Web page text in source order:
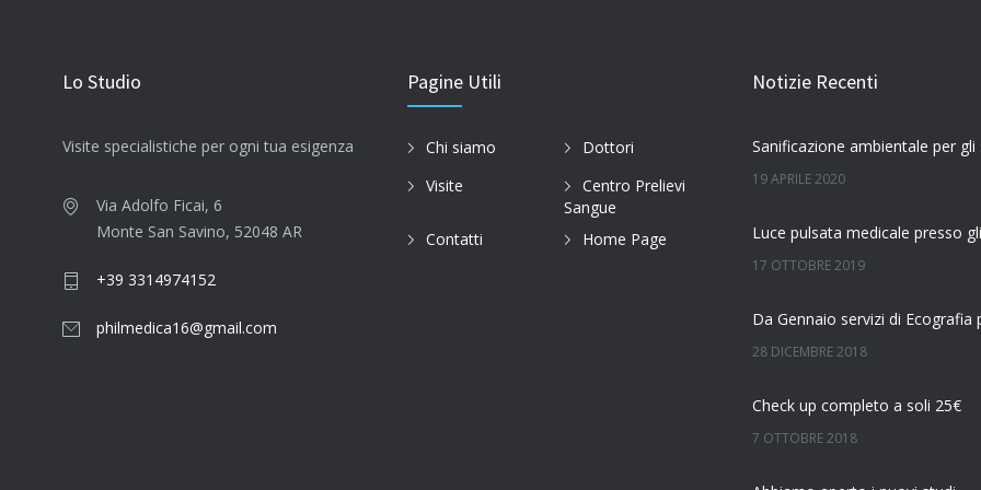
Lo Studio
Visite specialistiche per ogni tua esigenza
Via Adolfo Ficai, 6
Monte San Savino, 52048 AR
+39 3314974152
philmedica16@gmail.com
Pagine Utili
Chi siamo
Dottori
Visite
Centro Prelievi
Sangue
Contatti
Home Page
Notizie Recenti
19 APRILE 2020
17 OTTOBRE 2019
28 DICEMBRE 2018
Check up completo a soli 25€
7 OTTOBRE 2018